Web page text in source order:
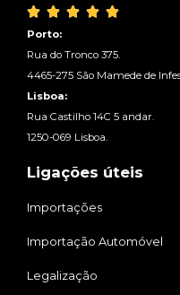
    
Porto:
Rua do Tronco 375.
4465-275 São Mamede de
Lisboa:
Rua Castilho 14C 5 andar.
1250-069 Lisboa.
Ligações úteis
Importações
Importação Automóvel
Legalização